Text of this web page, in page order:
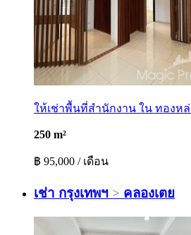
ให้เช่าพื้นที่สำนักงาน ใน ทองห
250 m²
฿ 95,000 / เดือน
เช่า กรุงเทพฯ > คลองเตย